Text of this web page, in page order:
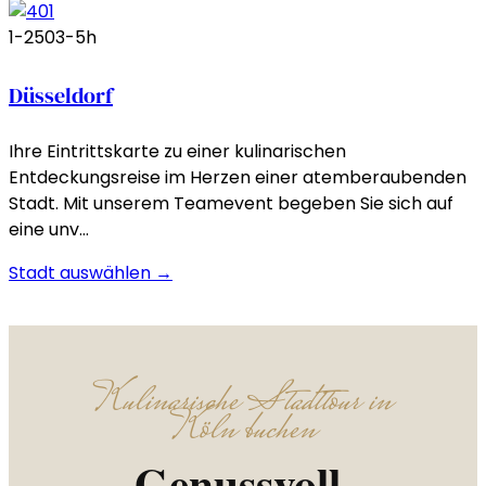
1-2503-5h
Düsseldorf
Ihre Eintrittskarte zu einer kulinarischen
Entdeckungsreise im Herzen einer atemberaubenden
Stadt. Mit unserem Teamevent begeben Sie sich auf
eine unv…
Stadt auswählen →
Kulinarische Stadttour in
Köln buchen